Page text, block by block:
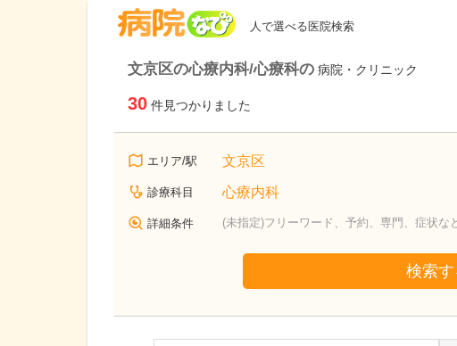
人で選べる医院検索
文京区の心療内科/心療科の 病院・クリニック
30 件見つかりました
エリア/駅 文京区
診療科目 心療内科
詳細条件 (未指定)フリーワード、予約、専門、症状な
検索す